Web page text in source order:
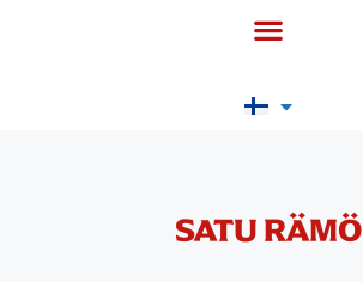
SATU RÄMÖ